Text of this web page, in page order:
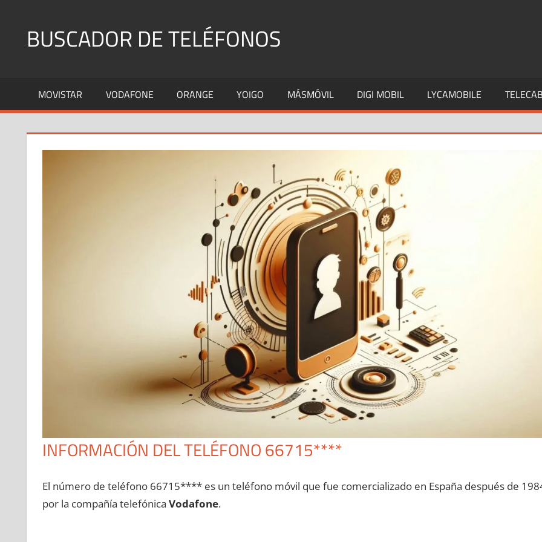
contenidoBUSCADOR DE TELÉFONOS
Fijos
y
MOVISTAR VODAFONE ORANGE YOIGO MÁSMÓVIL DIGI MOBIL LYCAMOBILE
INFORMACIÓN DEL TELÉFONO 66715****
El número dе teléfono 66715**** es un teléfono móvil quе fue comercializado en España después dе
pοr la compañía telefónica Vodafone.